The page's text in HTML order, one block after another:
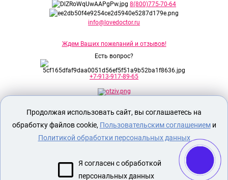
8(800)775-70-64
info@lovedoctor.ru
Ждем Ваших пожеланий и отзывов!
Есть вопрос?
+7-913-917-89-65
Секс шоп Доктор Любви предназначен
исключительно для лиц старше 18 лет!
Вся продукция имеет знак EAC
Евразийского соответствия.
Продолжая использовать сайт, вы соглашаетесь на
обработку файлов cookie, Пользовательским соглашениеми
Политикой обработки персональных данных
Я согласен с обработкой
персональных данных